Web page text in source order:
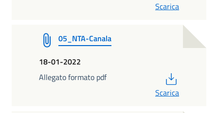
Scarica
05_NTA-Canala
18-01-2022
Allegato formato pdf
Scarica